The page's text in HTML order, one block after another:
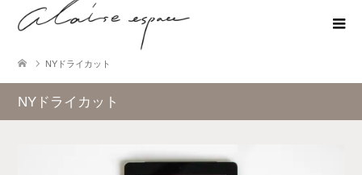
NYドライカット
NYドライカット